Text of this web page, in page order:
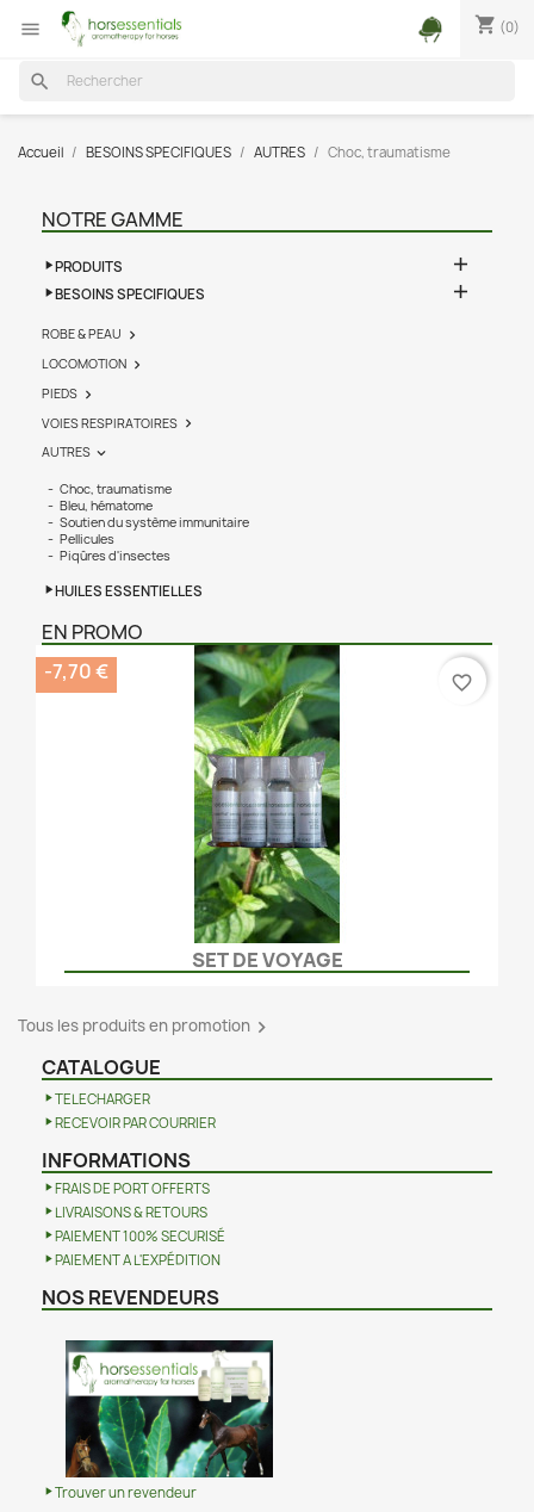
 shopping_cart (0)
search
Accueil BESOINS SPECIFIQUES AUTRES Choc, traumatisme
NOTRE GAMME
PRODUITS 
BESOINS SPECIFIQUES 
ROBE & PEAU 
LOCOMOTION 
PIEDS 
VOIES RESPIRATOIRES 
AUTRES 
Choc, traumatisme
Bleu, hématome
Soutien du système immunitaire
Pellicules
Piqûres d'insectes
HUILES ESSENTIELLES
EN PROMO
SET DE VOYAGE
-7,70 € favorite_border
Tous les produits en promotion 
CATALOGUE
TELECHARGER
RECEVOIR PAR COURRIER
INFORMATIONS
FRAIS DE PORT OFFERTS
LIVRAISONS & RETOURS
PAIEMENT 100% SECURISÉ
PAIEMENT A L'EXPÉDITION
NOS REVENDEURS
Trouver un revendeur